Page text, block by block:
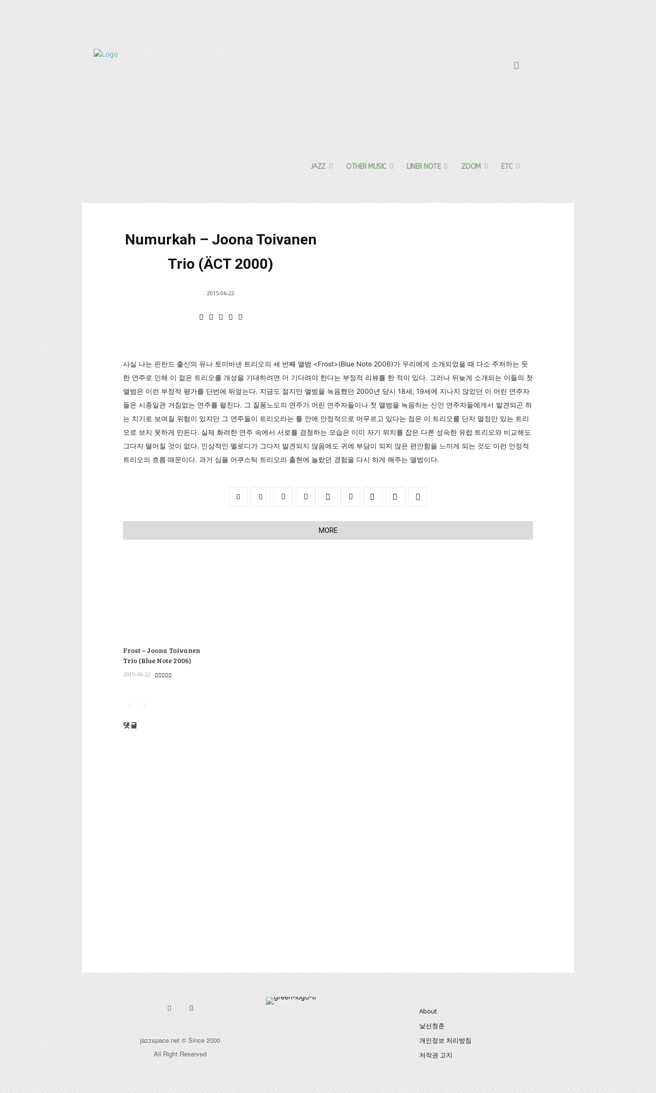
JAZZ OTHER MUSIC LINER NOTE ZOOM ETC
Numurkah – Joona Toivanen
Trio (ÄCT 2000)
2015-06-22
사실 나는 핀란드 출신의 유나 토이바넨 트리오의 세 번째 앨범 <Frost>(Blue Note 2006)가 우리에게 소개되었을 때 다소 주저하는 듯
한 연주로 인해 이 젊은 트리오를 개성을 기대하려면 더 기다려야 한다는 부정적 리뷰를 한 적이 있다. 그러나 뒤늦게 소개되는 이들의 첫
앨범은 이런 부정적 평가를 단번에 뒤엎는다. 지금도 젊지만 앨범을 녹음했던 2000년 당시 18세, 19세에 지나지 않았던 이 어린 연주자
들은 시종일관 거침없는 연주를 펼친다. 그 질풍노도의 연주가 어린 연주자들이나 첫 앨범을 녹음하는 신인 연주자들에게서 발견되곤 하
는 치기로 보여질 위험이 있지만 그 연주들이 트리오라는 틀 안에 안정적으로 머무르고 있다는 점은 이 트리오를 단지 열정만 있는 트리
오로 보지 못하게 만든다. 실제 화려한 연주 속에서 서로를 경청하는 모습은 이미 자기 위치를 잡은 다른 성숙한 유럽 트리오와 비교해도
그다지 떨어질 것이 없다. 인상적인 멜로디가 그다지 발견되지 않음에도 귀에 부담이 되지 않은 편안함을 느끼게 되는 것도 이런 안정적
트리오의 흐름 때문이다. 과거 심플 어쿠스틱 트리오의 출현에 놀랐던 경험을 다시 하게 해주는 앨범이다.
MORE
Frost – Joona Toivanen
Trio (Blue Note 2006)
2015-06-22
댓글
jazzspace.net © Since 2000
All Right Reserved
About
낯선청춘
개인정보 처리방침
저작권 고지